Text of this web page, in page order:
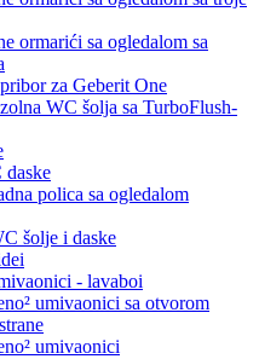
ormarići sa ogledalom sa
za Geberit One
WC šolja sa TurboFlush-
daske
polica sa ogledalom
šolje i daske
- lavaboi
umivaonici sa otvorom
umivaonici